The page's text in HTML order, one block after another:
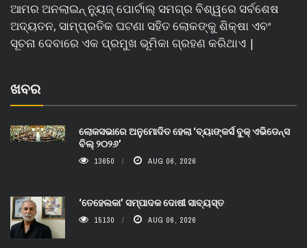
ଆମର ଅନଲାଇନ୍ ନ୍ୟୁଜ୍ ପୋର୍ଟାଲ୍ ସମଗ୍ର ବିଶ୍ୱରେ ସର୍ବଶେଷ
ଅଦ୍ୟତନ, ସାମ୍ପ୍ରତିକ ଘଟଣା ସହିତ ଲୋକଙ୍କୁ ଶିକ୍ଷା ଏବଂ
ସୂଚନା ଦେବାରେ ଏକ ପ୍ରମୁଖ ଭୂମିକା ଗ୍ରହଣ କରିଥାଏ |
ଖବର
ଲୋକସଭାରେ ଅନୁମୋଦିତ ହେଲା ‘ବ୍ୟାଙ୍କର୍ସ ବୁକ୍ ଏଭିଡେନ୍ସ
ବିଲ୍ ୨୦୨୬’
13650 AUG 06, 2026
‘ତେହେଲକା’ ସମ୍ପାଦକ ଦୋଷୀ ସାବ୍ୟସ୍ତ
15130 AUG 06, 2026